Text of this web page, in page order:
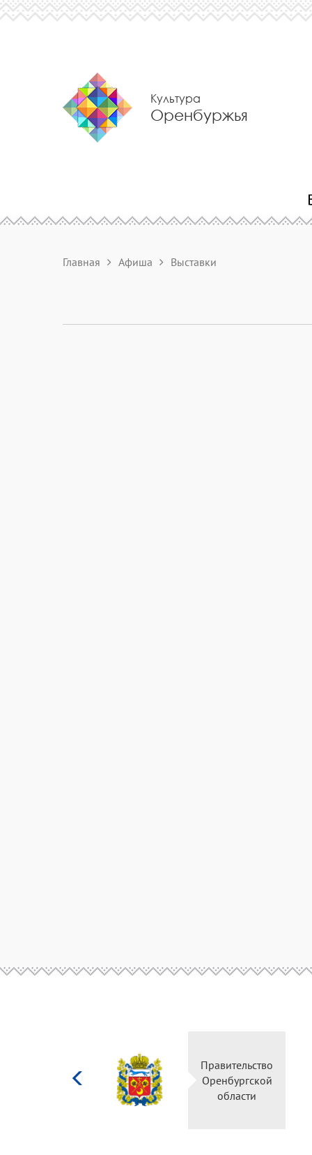
Культура
Оренбуржья
Главная Афиша Выставки
Правительство
Оренбургской
области